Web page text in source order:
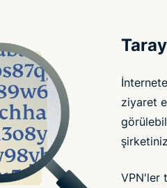
ziyaret
VPN'ler